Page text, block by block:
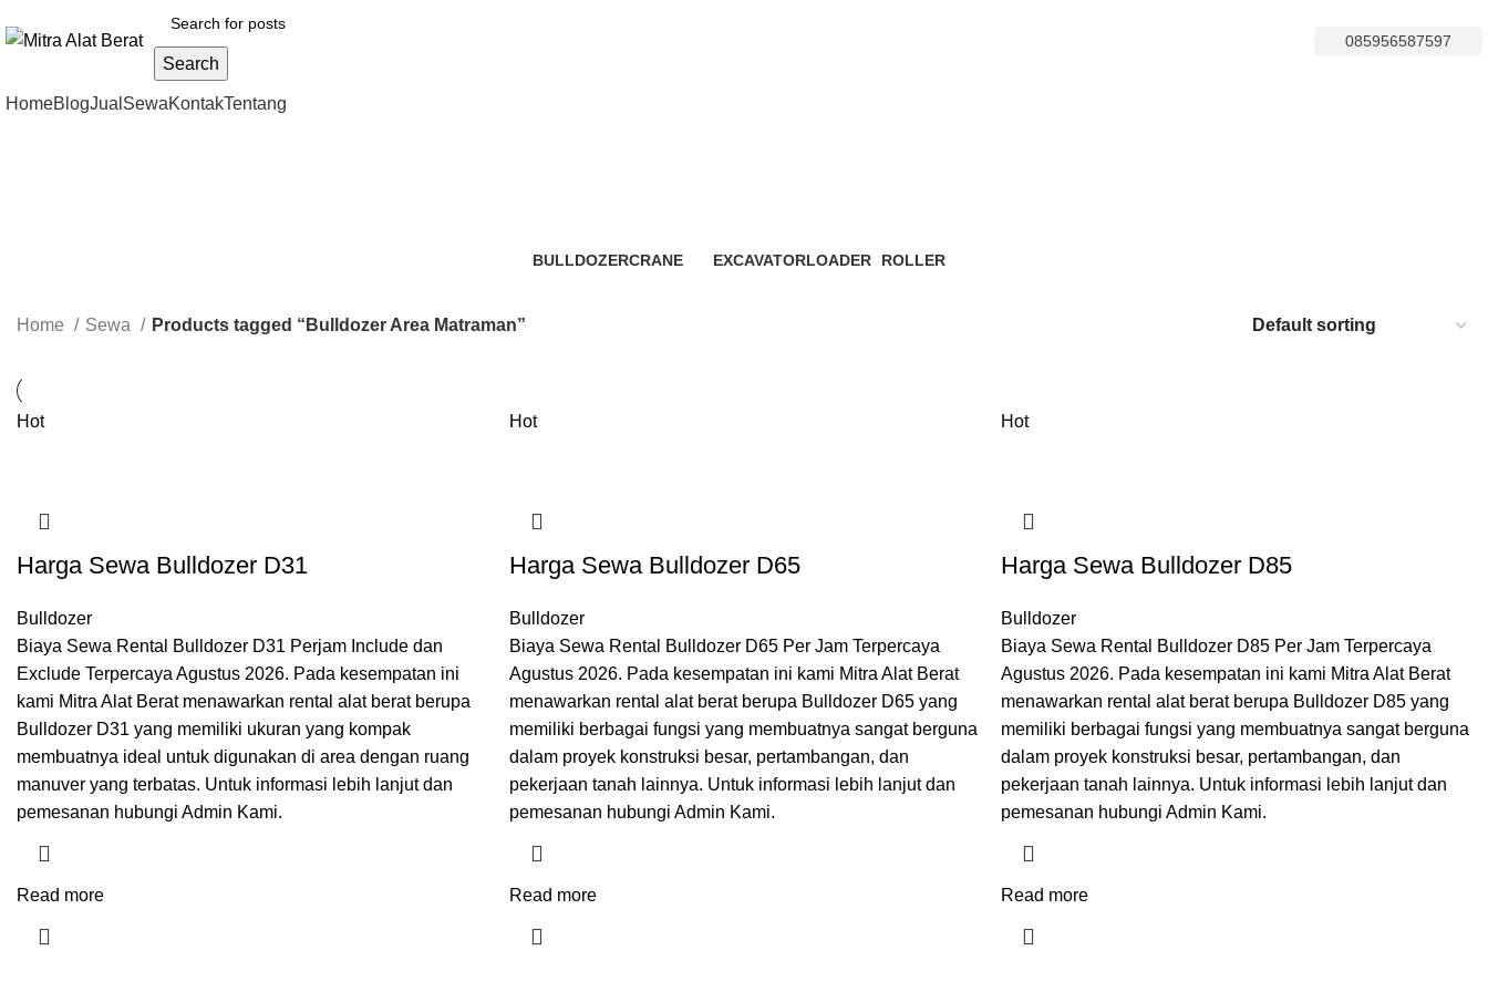
Search
085956587597
HomeBlogJual SewaKontakTentang
BULLDOZERCRANE
EXCAVATORLOADER
ROLLER
Home Sewa Products tagged “Bulldozer Area Matraman”
Hot
Harga Sewa Bulldozer D31
Bulldozer
Biaya Sewa Rental Bulldozer D31 Perjam Include dan
Exclude Terpercaya Agustus 2026. Pada kesempatan ini
kami Mitra Alat Berat menawarkan rental alat berat berupa
Bulldozer D31 yang memiliki ukuran yang kompak
membuatnya ideal untuk digunakan di area dengan ruang
manuver yang terbatas. Untuk informasi lebih lanjut dan
pemesanan hubungi Admin Kami.
Read more
Hot
Harga Sewa Bulldozer D65
Bulldozer
Biaya Sewa Rental Bulldozer D65 Per Jam Terpercaya
Agustus 2026. Pada kesempatan ini kami Mitra Alat Berat
menawarkan rental alat berat berupa Bulldozer D65 yang
memiliki berbagai fungsi yang membuatnya sangat berguna
dalam proyek konstruksi besar, pertambangan, dan
pekerjaan tanah lainnya. Untuk informasi lebih lanjut dan
pemesanan hubungi Admin Kami.
Read more
Hot
Harga Sewa Bulldozer D85
Bulldozer
Biaya Sewa Rental Bulldozer D85 Per Jam Terpercaya
Agustus 2026. Pada kesempatan ini kami Mitra Alat Berat
menawarkan rental alat berat berupa Bulldozer D85 yang
memiliki berbagai fungsi yang membuatnya sangat berguna
dalam proyek konstruksi besar, pertambangan, dan
pekerjaan tanah lainnya. Untuk informasi lebih lanjut dan
pemesanan hubungi Admin Kami.
Read more